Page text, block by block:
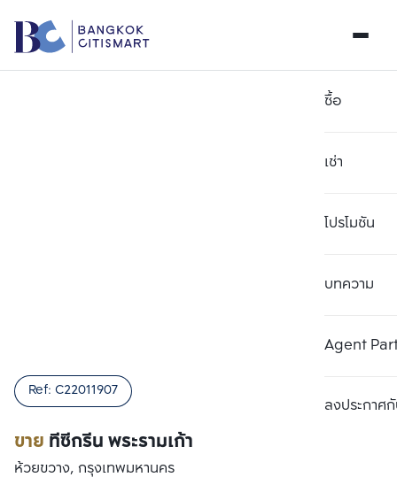
ซื้อ
เช่า
โปรโมชัน
บทความ
Agent
ลงประกาศกั
ขาย ทีซีกรีน พระรามเก้า
Ref: C22011907
ห้วยขวาง, กรุงเทพมหานคร